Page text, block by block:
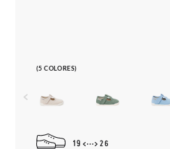
(5 COLORES)
19 26